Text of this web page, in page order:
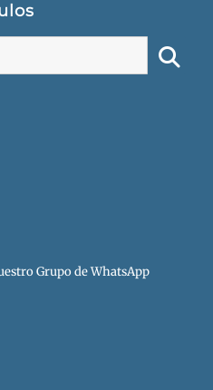
Grupo de WhatsApp